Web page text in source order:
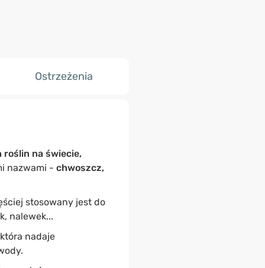
Ostrzeżenia
na świecie,
nazwami - chwoszcz,
stosowany jest do
nalewek...
która nadaje